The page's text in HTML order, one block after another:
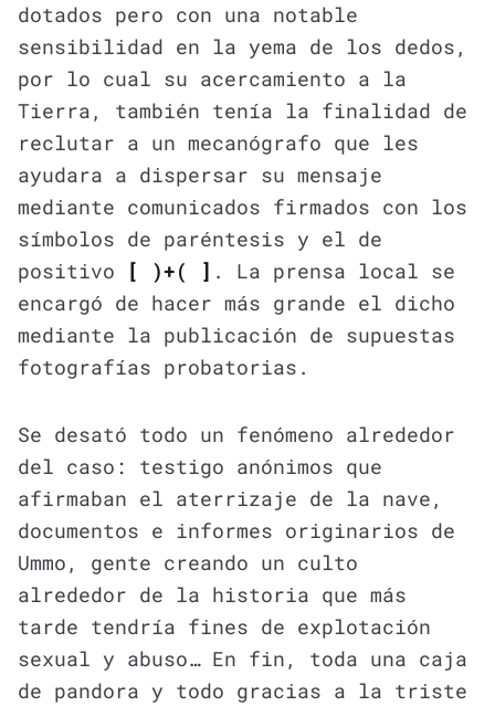
dotados pero con una notable
sensibilidad en la yema de los dedos,
por lo cual su acercamiento a la
Tierra, también tenía la finalidad de
reclutar a un mecanógrafo que les
ayudara a dispersar su mensaje
mediante comunicados firmados con los
símbolos de paréntesis y el de
positivo [ )+( ] . La prensa local se
encargó de hacer más grande el dicho
mediante la publicación de supuestas
fotografías probatorias.
Se desató todo un fenómeno alrededor
del caso: testigo anónimos que
afirmaban el aterrizaje de la nave,
documentos e informes originarios de
Ummo, gente creando un culto
alrededor de la historia que más
tarde tendría fines de explotación
sexual y abuso… En fin, toda una caja
de pandora y todo gracias a la triste